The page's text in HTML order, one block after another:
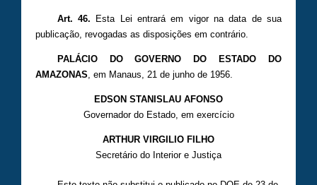
Art. 46. Esta Lei entrará em vigor na data de sua
publicação, revogadas as disposições em contrário.
PALÁCIO DO GOVERNO DO ESTADO DO
AMAZONAS, em Manaus, 21 de junho de 1956.
EDSON STANISLAU AFONSO
Governador do Estado, em exercício
ARTHUR VIRGILIO FILHO
Secretário do Interior e Justiça